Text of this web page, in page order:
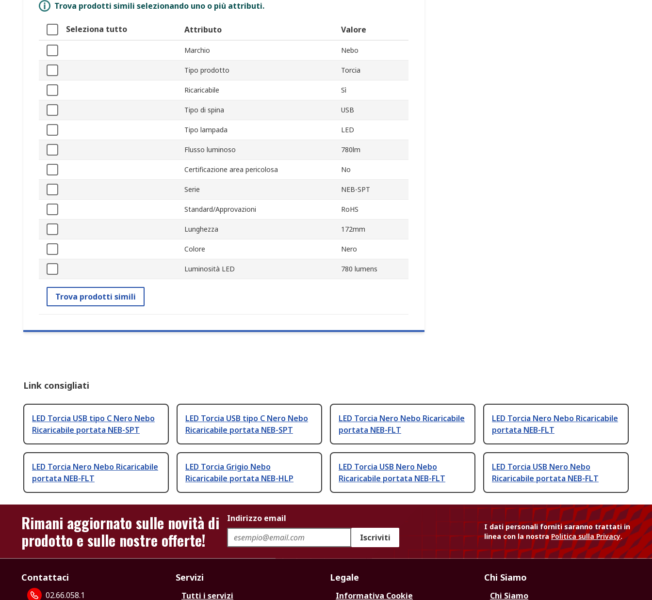
Trova prodotti simili selezionando uno o più attributi.
Seleziona tutto Attributo Valore
Marchio Nebo
Tipo prodotto Torcia
Ricaricabile Sì
Tipo di spina USB
Tipo lampada LED
Flusso luminoso 780lm
Certificazione area pericolosa No
Serie NEB-SPT
Standard/Approvazioni RoHS
Lunghezza 172mm
Colore Nero
Luminosità LED 780 lumens
Trova prodotti simili
Link consigliati
LED Torcia USB tipo C Nero Nebo
Ricaricabile portata NEB-SPT
LED Torcia USB tipo C Nero Nebo
Ricaricabile portata NEB-SPT
LED Torcia Nero Nebo Ricaricabile
portata NEB-FLT
LED Torcia Nero Nebo Ricaricabile
portata NEB-FLT
LED Torcia Nero Nebo Ricaricabile
portata NEB-FLT
LED Torcia Grigio Nebo
Ricaricabile portata NEB-HLP
LED Torcia USB Nero Nebo
Ricaricabile portata NEB-FLT
LED Torcia USB Nero Nebo
Ricaricabile portata NEB-FLT
Rimani aggiornato sulle novità di
prodotto e sulle nostre offerte!
Indirizzo email
Iscriviti
I dati personali forniti saranno trattati in
linea con la nostraPolitica sulla Privacy.
Contattaci
02.66.058.1
Servizi
Tutti i servizi
Legale
Informativa Cookie
Chi Siamo
Chi Siamo